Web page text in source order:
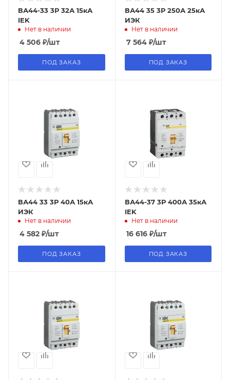
ВА44-33 3Р 32А 15кА
IEK
Нет в наличии
4 506 ₽/шт
ПОД ЗАКАЗ
ВА44 35 3Р 250А 25кА
ИЭК
Нет в наличии
7 564₽/шт
ПОД ЗАКАЗ
ВА44 33 3Р 40А 15кА
ИЭК
Нет в наличии
4 582 ₽/шт
ПОД ЗАКАЗ
ВА44-37 3Р 400А 35кА
IEK
Нет в наличии
16 616₽/шт
ПОД ЗАКАЗ